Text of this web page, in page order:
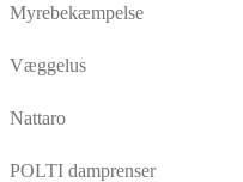
Myrebekæmpelse
Væggelus
Nattaro
POLTI damprenser